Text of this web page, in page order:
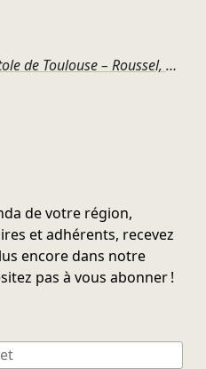
Orchestre national du Capitole de Toulouse – Roussel, Ravel, Offenbach, Rosenthal, Gershwin
de votre région,
et adhérents, recevez
encore dans notre
pas à vous abonner !